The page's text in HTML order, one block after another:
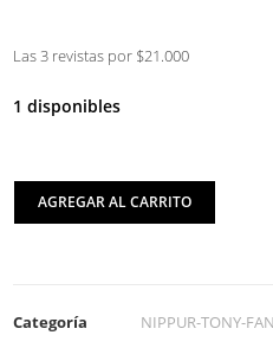
Las 3 revistas por $21.000
1 disponibles
AGREGAR AL CARRITO
Categoría NIPPUR-TONY-